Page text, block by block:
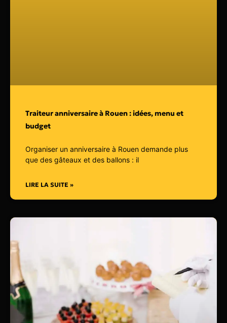
Traiteur anniversaire à Rouen : idées, menu et
budget
Organiser un anniversaire à Rouen demande plus
que des gâteaux et des ballons : il
LIRE LA SUITE »